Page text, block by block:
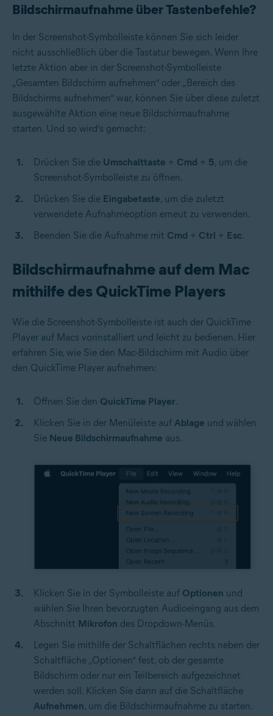
Bildschirmaufnahme über Tastenbefehle?
In der Screenshot-Symbolleiste können Sie sich leider
nicht ausschließlich über die Tastatur bewegen. Wenn Ihre
letzte Aktion aber in der Screenshot-Symbolleiste
„Gesamten Bildschirm aufnehmen“ oder „Bereich des
Bildschirms aufnehmen“ war, können Sie über diese zuletzt
ausgewählte Aktion eine neue Bildschirmaufnahme
starten. Und so wird‘s gemacht:
Drücken Sie die Umschalttaste + Cmd + 5, um die
Screenshot-Symbolleiste zu öffnen.
Drücken Sie die Eingabetaste, um die zuletzt
verwendete Aufnahmeoption erneut zu verwenden.
Beenden Sie die Aufnahme mit Cmd + Ctrl + Esc.
Bildschirmaufnahme auf dem Mac
mithilfe des QuickTime Players
Wie die Screenshot-Symbolleiste ist auch der QuickTime
Player auf Macs vorinstalliert und leicht zu bedienen. Hier
erfahren Sie, wie Sie den Mac-Bildschirm mit Audio über
den QuickTime Player aufnehmen:
Öffnen Sie den QuickTime Player.
Klicken Sie in der Menüleiste auf Ablage und wählen
Sie Neue Bildschirmaufnahme aus.
Klicken Sie in der Symbolleiste auf Optionen und
wählen Sie Ihren bevorzugten Audioeingang aus dem
Abschnitt Mikrofon des Dropdown-Menüs.
Legen Sie mithilfe der Schaltflächen rechts neben der
Schaltfläche „Optionen“ fest, ob der gesamte
Bildschirm oder nur ein Teilbereich aufgezeichnet
werden soll. Klicken Sie dann auf die Schaltfläche
Aufnehmen, um die Bildschirmaufnahme zu starten.